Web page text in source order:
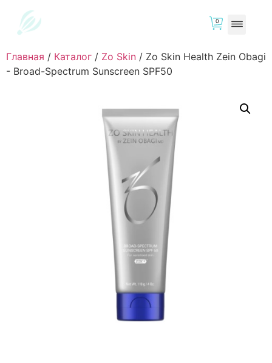
0
Главная / Каталог / Zo Skin / Zo Skin Health Zein Obagi
- Broad-Spectrum Sunscreen SPF50